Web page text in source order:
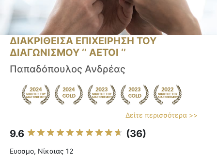
ΔΙΑΚΡΙΘΕΙΣΑ ΕΠΙΧΕΙΡΗΣΗ ΤΟΥ
ΔΙΑΓΩΝΙΣΜΟΥ ‘’ ΑΕΤΟΙ ‘’
Παπαδόπουλος Ανδρέας
Δείτε περισσότερα >>
9.6 (36)
Ευοσμο, Νίκαιας 12